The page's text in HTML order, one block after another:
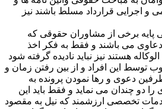
و اجرایی قرارداد مسلط باشند نیز
پایه برخی از مشاوران حقوقی که
می باشند و فقط به فکر اخذ
هستند نیز نباید نادیده گرفته شود
توسط این افراد و از بین رفتن زمان و
دعوی و رها نمودن پرونده به
را دو چندان می نماید و فقط باید این
تخصصی ارزشمند که نیل به مقصود